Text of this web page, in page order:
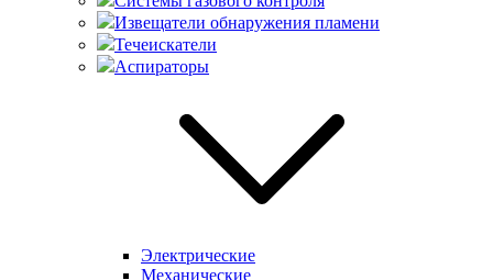
Извещатели обнаружения пламени
Течеискатели
Аспираторы
Электрические
Механические